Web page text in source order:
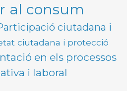
al consum
ciutadana i
ciutadana i protecció
en els processos
i laboral